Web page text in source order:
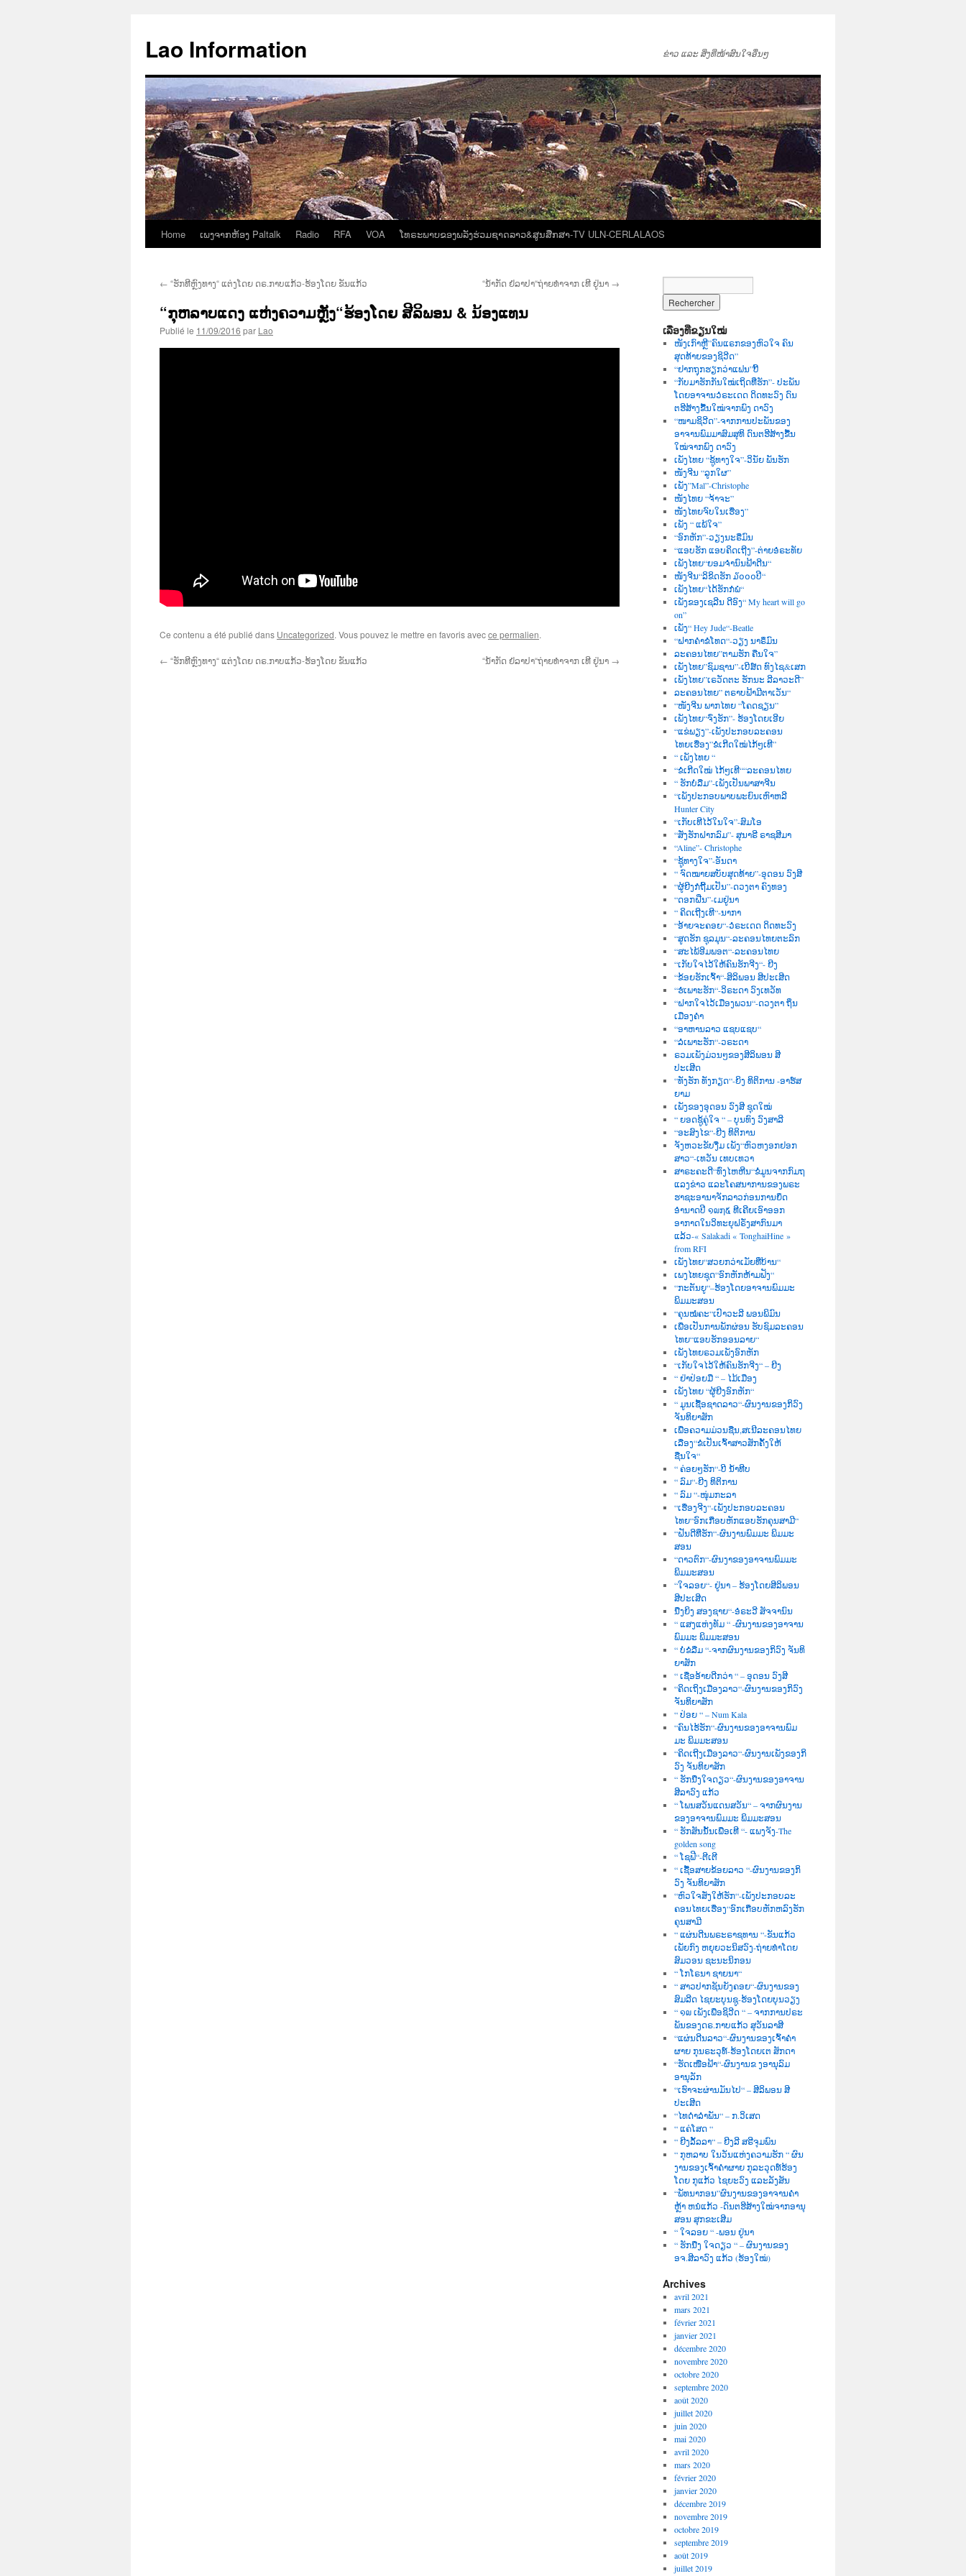
contenu
Lao Information ຂ່າວ ແລະ ສິ່ງທີ່ໜ້າສົນໃຈອື່ນໆ
Home ເພງຈາກຫ້ອງ Paltalk Radio RFA VOA ໂທຣະພາບຂອງພລັງຮ່ວມຊາດລາວ&ສູນສືກສາ-TV ULN-CERLALAOS
← “ຮັກທີຫຼົງທາງ“ ແຕ່ງໂດຍ ດຣ.ກາບແກ້ວ-ຮ້ອງໂດຍ ຂັນແກ້ວ “ນໍ້າກັດ ຢໍລາປາ“ຖ່າຍທຳຈາກ ເທີ ຢູ່ນາ →
“ກຸຫລາບແດງ ແຫ່ງຄວາມຫຼັງ“ຮ້ອງໂດຍ ສີລິພອນ & ນ້ອງແທນ
Publié le 11/09/2016 par Lao
Ce contenu a été publié dans Uncategorized. Vous pouvez le mettre en favoris avecce permalien.
← “ຮັກທີຫຼົງທາງ“ ແຕ່ງໂດຍ ດຣ.ກາບແກ້ວ-ຮ້ອງໂດຍ ຂັນແກ້ວ “ນໍ້າກັດ ຢໍລາປາ“ຖ່າຍທຳຈາກ ເທີ ຢູ່ນາ →
ເລື່ອງທີ່ຂຽນໃໝ່
ໜັງເກົາຫຼີ”ຄົນແຣກຂອງຫົວໃຈ ຄົນ
ສຸດທ້າຍຂອງຊິວີດ”
“ຢາກຖຸກຮຽກວ່າແຟນ”ບີ້
“ກັບມາຮັກກັນໃໝ່ເຖິດທີ່ຮັກ”- ປະພັນ
ໂດຍອາຈານວໍຣະເດດ ດິດທະວົງ ດົນ
ຕຮີສ້າງຂື້ນໃໝ່ຈາກພົງ ດາວົງ
“ໜາມຊິວີດ”-ຈາກການປະພັນຂອງ
ອາຈານພົມມາສົມສຸທິ ດົນຕຮີສ້າງຂື້ນ
ໃໝ່ຈາກພົງ ດາວົງ
ເພັງໄທຍ “ຊູ້ທາງໃຈ”-ວິນັຍ ພັນຮັກ
ໜັງຈີນ “ລູກໃຜ”
ເພັງ”Mal”-Christophe
ໜັງໄທຍ “ຈ້າຈະ”
ໜັງໄທຍຈົບໃນເຮື່ອງ”
ເພັງ “ ແພ້ໃຈ”
“ອົກຫັກ”-ວຽງນະຣືມົນ
“ແອບຮັກ ແອບຄິດເຖີງ”-ຕ່າຍອໍຣະທັຍ
ເພັງໄທຍ“ຍອມຈຳນົນຟ້າດີນ“
ໜັງຈີນ“ລິຂິດຮັກ ໓໐໐໐ປີ“
ເພັງໄທຍ“ໄດ້ຮັກກໍພໍ“
ເພັງຂອງເຊລີນ ດີອົງ“ My heart will go
on”
ເພັງ“ Hey Jude“-Beatle
“ຝາກຄຳຂໍໂທດ“-ວຽງ ນາຣຶມົນ
ລະຄອນໄທຍ”ຕາມຮັກ ຄືນໃຈ”
ເພັງໄທຍ”ຊົມຊານ”-ເບີສ໌ດ ທົງໄຊ&ເສກ
ເພັງໄທຍ”ເຣວັດຕະ ຮັກນະ ລີລາວະດີ”
ລະຄອນໄທຍ” ຕຣາບຟ້າມີຕາເວັນ“
“ໜັງຈີນ ພາກໄທຍ “ໂຄດຊຽນ”
ເພັງໄທຍ“ຈົ່ງຮັກ”- ຮ້ອງໂດຍເອີຍ
“ແຂ່ພຽງ”-ເພັງປະກອບລະຄອນ
ໄທຍເຮື່ອງ”ຂໍເກີດໃໝ່ໄກ້ໆເທີ”
“ ເພັງໄທຍ “
“ຂໍເກີດໃໝ່ ໄກ້ໆເທີ““ລະຄອນໄທຍ
“ ຮັກບໍ່ລືມ”-ເພັງເປັນພາສາຈີນ
“ເພັງປະກອບພາບພະຍົນເຫົາຫລີ
Hunter City
“ເກັບເທີໄວ້ໃນໃຈ”-ສົມໂອ
“ສັ່ງຮັກຝາກລົມ”- ສຸນາຣີ ຣາຊສີມາ
“Aline”- Christophe
“ຊູ້ທາງໃຈ”-ອັນດາ
“ ຈົດໝາຍສບັບສຸດທ້າຍ”-ອຸດອນ ວົງສີ
“ຜູ້ຍີງກໍຖີ້ມເປັນ”-ດວງຕາ ຄົງທອງ
“ດອກຝີ່ນ”-ເມຢູ່ນາ
“ ຄິດເຖີງເທີ“-ນາກາ
“ອ້າຍຈະຄອຍ“-ວໍຣະເດດ ດິດທະວົງ
“ສູດຮັກ ຊຸລມຸນ“-ລະຄອນໄທຍຕະລົກ
“ສະໄພ້ອີມພອຕ“-ລະຄອນໄທຍ
“ເກັບໃຈໄວ້ໃຫ້ຄົນຮັກຈີງ“- ຍີງ
“ຂ້ອຍຮັກເຈົ້າ“-ສິລິພອນ ສີປະເສີດ
“ຮໍເພາະຮັກ“-ວິຣະດາ ວົງເທວັທ
“ຝາກໃຈໄວ້ເມືອງພວນ“-ດວງຕາ ຖິ່ນ
ເມືອງຄຳ
“ອາຫານລາວ ແຊບແຊບ“
“ລໍເພາະຮັກ“-ວຣະດາ
ຣວມເພັງມ່ວນໆຂອງສີລິພອນ ສີ
ປະເສີດ
“ທັງຮັກ ທັງກຽດ“-ຍິງ ທິຕິການ -ອາຮ໌ສ
ຍາມ
ເພັງຂອງອຸດອນ ວົງສີ ຊຸດໃໝ່
“ ຍອດຊູ້ຄູ່ໃຈ “ – ບຸນທົງ ວົງສາລີ
“ອະສົງໄຂ“-ຍີງ ທິຕິການ
ຈັງຫວະຂັບງື່ມ ເພັງ“ຫົວຫງອກຢອກ
ສາວ“-ເທວັນ ເທບເທວາ
ສາຣະຄະດີ“ທົ່ງໄຫຫີນ“ຂໍ່ມູນຈາກກົມຖ
ແລງຂ່າວ ແລະໂຄສນາການຂອງພຣະ
ຮາຊະອານາຈັກລາວກ່ອນການຍຶດ
ອຳນາດປີ ໑໙໗໕ ທີເຄີຍເອົາອອກ
ອາກາດໃນວິທະຍຸຝຣັ່ງສາກົນມາ
ແລ້ວ-« Salakadi « TonghaiHine »
from RFI
ເພັງໄທຍ“ສວຍກວ່າເມັຍທີ່ບ້ານ“
ເພງໄທຍຊຸດ“ອົກຫັກຫ້າມຟັງ“
“ກະຕັນຍູ“–ຮ້ອງໂດຍອາຈານພົມມະ
ພິມມະສອນ
“ຄຸນໝໍຄະ“ເປົາວະລີ ພອນພິມົນ
ເພື່ອເປັນການພັກຜ່ອນ ຮັບຊົມລະຄອນ
ໄທຍ“ແອບຮັກອອນລາຍ“
ເພັງໄທຍຣວມເພັງອົກຫັກ
“ເກັບໃຈໄວ້ໃຫ້ຄົນຮັກຈີງ“ – ຍີງ
“ ຢ່າປ່ອຍມື “ – ໄມ້ເມືອງ
ເພັງໄທຍ “ຜູ້ຍີງອົກຫັກ“
“ ມູນເຊື້ອຊາດລາວ“-ຜົນງານຂອງກິວົງ
ຈັນທິຍາສັກ
ເພື່ອຄວາມມ່ວນຊື່ນ,ສເນີລະຄອນໄທຍ
ເລື່ອງ“ຂໍເປັນເຈົ້າສາວສັກຄັ້ງໃຫ້
ຊື່ນໃຈ“
“ ຄ່ອຍໆຮັກ“-ບີ ນໍ້າທີບ
“ ລົມ“-ຍີງ ທິຕິການ
“ ລົມ “-ໜຸ່ມກະລາ
“ເຮື່ອງຈີງ“-ເພັງປະກອບລະຄອນ
ໄທຍ“ອົກເກືອບຫັກແອບຮັກຄຸນສາມີ“
“ຝັນດີທີ່ຮັກ“-ຜົນງານພົມມະ ພິມມະ
ສອນ
“ດາວຕົກ“-ຜົນງາຂອງອາຈານພົມມະ
ພິມມະສອນ
“ໃຈລອຍ“- ຢູ່ນາ – ຮ້ອງໂດຍສີລິພອນ
ສີປະເສີດ
ນື່ງຍິງ ສອງຊາຍ“-ອໍຣະວີ ສັຈຈານົນ
“ ແສງແຫ່ງທັມ “ -ຜົນງານຂອງອາຈານ
ພົມມະ ພິມມະສອນ
“ ບໍ່ຂໍລືມ “-ຈາກຜົນງານຂອງກິວົງ ຈັນທິ
ຍາສັກ
“ ເຊື່ອອ້າຍດີກວ່າ “ – ອຸດອນ ວົງສີ
“ຄິດເຖິງເມືອງລາວ“-ຜົນງານຂອງກິວົງ
ຈັນທິຍາສັກ
“ ປ່ອຍ “ – Num Kala
“ຄົນໄຮ້ຮັກ“-ຜົນງານຂອງອາຈານພົມ
ມະ ພິມມະສອນ
“ຄິດເຖີງເມືອງລາວ“-ຜົນງານເພັງຂອງກິ
ວົງ ຈັນທິຍາສັກ
“ ຮັກນື່ງໃຈດຽວ“-ຜົນງານຂອງອາຈານ
ສີລາວົງ ແກ້ວ
“ ໂພນສວັນແດນສວັນ“ – ຈາກຜົນງານ
ຂອງອາຈານພົມມະ ພິມມະສອນ
“ ຮັກສັນນັ້ນເພື່ອເທີ “- ແພງຈັງ-The
golden song
“ ໂຊຟີ“-ຕີເຕີ
“ ເຊື້ອສາຍຂ້ອຍລາວ “-ຜົນງານຂອງກິ
ວົງ ຈັນທິຍາສັກ
“ຫົວໃຈສັ່ງໃຫ້ຮັກ“-ເພັງປະກອບລະ
ຄອນໄທຍເຮື່ອງ“ອົກເກືອບຫັກຫລົງຮັກ
ຄຸນສາມີ
“ ແຜ່ນດີນພຣະຣາຊທານ “-ຂັນແກ້ວ
ເພັຍກົງ ຫຍຸຍວະນິສວົງ-ຖ່າຍທຳໂດຍ
ສົມວອນ ຊະນະນິກອນ
“ ໂກໂຣນາ ຊາຍນາ“
“ ສາວປາກຊັນຍັງຄອຍ“-ຜົນງານຂອງ
ສົມລີດ ໄຊຍະບຸນຊູ-ຮ້ອງໂດຍບຸນວຽງ
“ ໑໙ ເພັງເພື່ອຊິວີດ “ – ຈາກການປຣະ
ພັນຂອງດຣ.ກາບແກ້ວ ສຸວັນລາສີ
“ແຜ່ນດີນລາວ“-ຜົນງານຂອງເຈົ້າຄຳ
ຜາຍ ກຸນຣະວຸທ໌-ຮ້ອງໂດຍເຕ ສັກດາ
“ຮັດເໜືອຟ້າ“-ຜົນງານຂ ງອານຸລົມ
ອານຸລັກ
“ເຮົາຈະຜ່ານມັນໄປ“ – ສີລິພອນ ສີ
ປະເສີດ
“ໄທດຳລຳພັນ“ – ກ.ວິເສດ
“ ແຄ່ໂສດ “
“ ຍີງລັ້ລລາ“ – ຍີງລີ ສຣີຈຸມພົນ
“ ກຸຫລາບ ໃນວັນແຫ່ງຄວາມຮັກ “ ຜົນ
ງານຂອງເຈົ້າຄຳຜາຍ ກຸລະວຸດທ໌ຮ້ອງ
ໂດຍ ກຸແກ້ວ ໄຊຍະວົງ ແລະລັງສັນ
“ພັທນາກອນ”ຜົນງານຂອງອາຈານຄຳ
ຫຼ້າ ຫນໍແກ້ວ -ດົນຕຮີສ້າງໃໝ່ຈາກອານຸ
ສອນ ສຸກຂະເສີມ
“ ໃຈລອຍ “ -ພອນ ຢູ່ນາ
“ ຮັກນື່ງ ໃຈດຽວ “ – ຜົນງານຂອງ
ອຈ.ສີລາວົງ ແກ້ວ (ຮ້ອງໃໝ່)
Archives
avril 2021
mars 2021
février 2021
janvier 2021
décembre 2020
novembre 2020
octobre 2020
septembre 2020
août 2020
juillet 2020
juin 2020
mai 2020
avril 2020
mars 2020
février 2020
janvier 2020
décembre 2019
novembre 2019
octobre 2019
septembre 2019
août 2019
juillet 2019